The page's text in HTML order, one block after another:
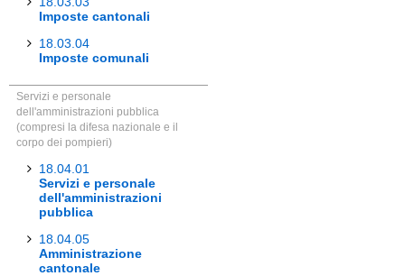
Imposte cantonali
18.03.04
Imposte comunali
Servizi e personale
dell'amministrazioni pubblica
(compresi la difesa nazionale e il
corpo dei pompieri)
18.04.01
Servizi e personale
dell'amministrazioni
pubblica
18.04.05
Amministrazione
cantonale